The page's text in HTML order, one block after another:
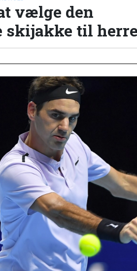
vælge den
skijakke til